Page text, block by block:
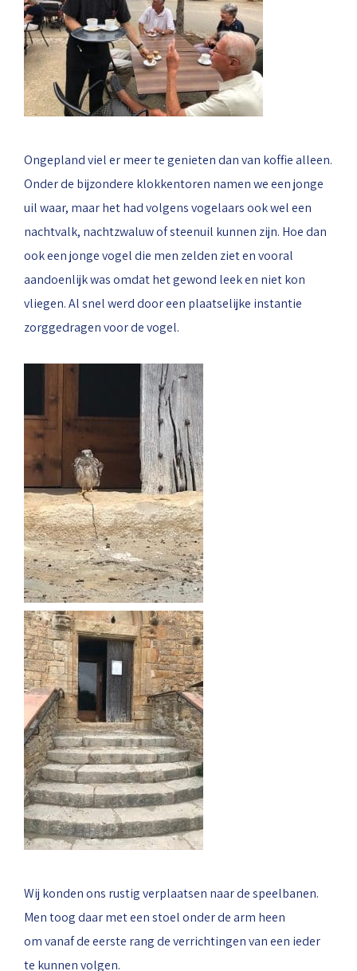
Ongepland viel er meer te genieten dan van koffie alleen.
Onder de bijzondere klokkentoren namen we een jonge
uil waar, maar het had volgens vogelaars ook wel een
nachtvalk, nachtzwaluw of steenuil kunnen zijn. Hoe dan
ook een jonge vogel die men zelden ziet en vooral
aandoenlijk was omdat het gewond leek en niet kon
vliegen. Al snel werd door een plaatselijke instantie
zorggedragen voor de vogel.
Wij konden ons rustig verplaatsen naar de speelbanen.
Men toog daar met een stoel onder de arm heen
om vanaf de eerste rang de verrichtingen van een ieder
te kunnen volgen.